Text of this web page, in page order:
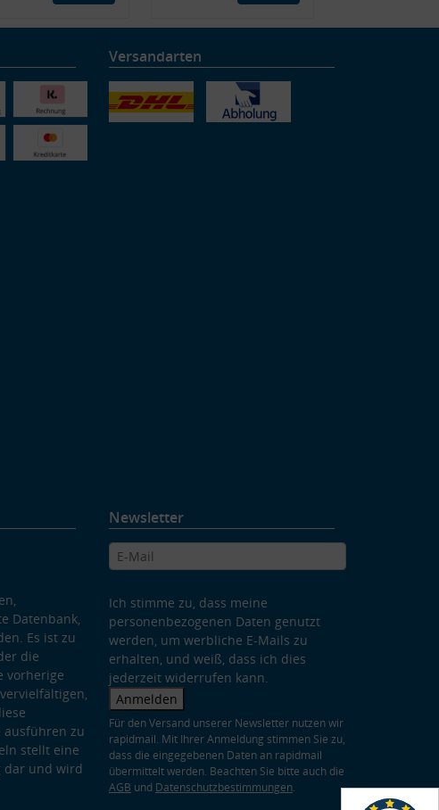
Versandarten
Datenbank,
Es ist zu
die
vorherige
zu
stellt eine
dar und wird
Newsletter
Ich stimme zu, dass meine
personenbezogenen Daten genutzt
werden, um werbliche E-Mails zu
erhalten, und weiß, dass ich dies
jederzeit widerrufen kann.
Anmelden
Für den Versand unserer Newsletter nutzen wir
rapidmail. Mit Ihrer Anmeldung stimmen Sie zu,
dass die eingegebenen Daten an rapidmail
übermittelt werden. Beachten Sie bitte auch die
AGB und Datenschutzbestimmungen.